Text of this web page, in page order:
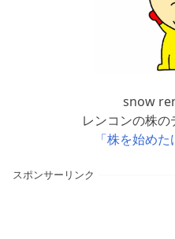
snow
レンコンの株
「株を始め
スポンサーリンク